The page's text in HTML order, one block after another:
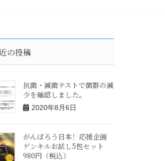
の投稿
抗菌・減菌テストで菌群の減
少を確認しました。
2020年8月6日
がんばろう日本！応援企画
ゲンキルお試し5包セット
980円（税込）